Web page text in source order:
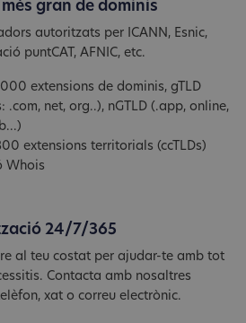
gran de dominis
autoritzats per ICANN, Esnic,
puntCAT, AFNIC, etc.
extensions de dominis, gTLD
.com, net, org..), nGTLD (.app, online,
extensions territorials (ccTLDs)
Whois
24/7/365
al teu costat per ajudar-te amb tot
Contacta amb nosaltres
xat o correu electrònic.